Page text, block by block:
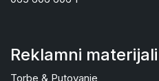
Reklamni materijali
Torbe & Putovanje